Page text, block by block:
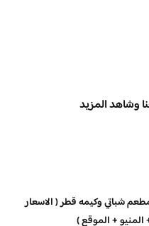
وشاهد المزيد
شباتي وكيمه قطر ( الاسعار
المنيو + الموقع )